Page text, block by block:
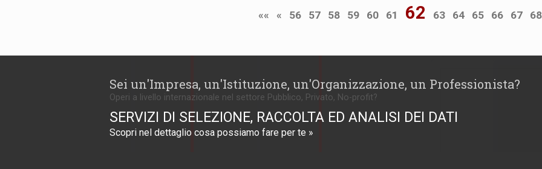
«« « 56 57 58 59 60 61 62 63 64 65 66 67 68
Sei un'Impresa, un'Istituzione, un'Organizzazione, un Professionista?
Operi a livello internazionale nel settore Pubblico, Privato, No-profit?
SERVIZI DI SELEZIONE, RACCOLTA ED ANALISI DEI DATI
Scopri nel dettaglio cosa possiamo fare per te »